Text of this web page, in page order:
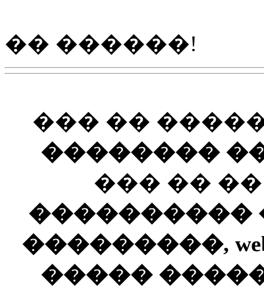
�� ������!
��� ��
��������
��� ��
����������
���������,
�����